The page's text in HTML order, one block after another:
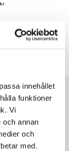
innehållet
funktioner
Vi
och annan
och
med.
varianter